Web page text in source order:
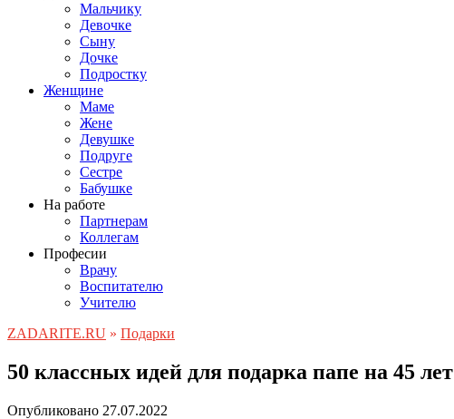
Мальчику
Девочке
Сыну
Дочке
Подростку
Женщине
Маме
Жене
Девушке
Подруге
Сестре
Бабушке
На работе
Партнерам
Коллегам
Професии
Врачу
Воспитателю
Учителю
ZADARITE.RU » Подарки
50 классных идей для подарка папе на 45 лет
Опубликовано 27.07.2022